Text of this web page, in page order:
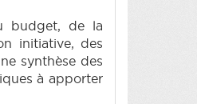
budget, de la
initiative, des
synthèse des
à apporter